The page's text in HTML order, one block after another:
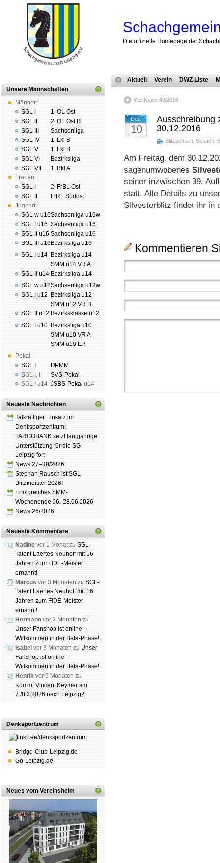
Die offizielle Homepage der
Unsere Mannschaften
Männer:
SGL I
SGL II
SGL III
SGL IV
SGL V
SGL VI
SGL VII
Frauen:
SGL I
SGL II
Jugend:
SGL w u16
SGL I u16
SGL II u16
SGL III u16
SGL I u14
SGL II u14
SGL w u12
SGL I u12
SGL II u12
SGL I u10
Pokal:
SGL I
SGL I ,
SGL I
u14
1. OL Ost
2. OL Ost B
Sachsenliga
1. Lkl B
1. Lkl B
Bezirksliga
1. Bkl A
2. FrBL Ost
FrRL Südost
Sachsenliga u16w
Sachsenliga u16
Sachsenliga u16
Bezirksliga u16
Bezirksliga u14
SMM u14 VR A
Bezirksliga u14
Sachsenliga u12w
Bezirksliga u12
SMM u12 VR B
Bezirksklasse u12
Bezirksliga u10
SMM u10 VR A
SMM u10 ER
DPMM
SVS-Pokal
JSBS-Pokal u14
Neueste Nachrichten
Tatkräftiger Einsatz im
Denksportzentrum:
TARGOBANK setzt langjährige
Unterstützung für die SG
Leipzig fort
News 27–30/2026
Stephan Rausch ist SGL-
Blitzmeister 2026!
Erfolgreiches SMM-
Wochenende 26.-28.06.2026
News 26/2026
Neueste Kommentare
Nadine vor 1 Monat zu SGL-
Talent Laertes Neuhoff mit 16
Jahren zum FIDE-Meister
ernannt!
Marcus vor 3 Monaten zu SGL-
Talent Laertes Neuhoff mit 16
Jahren zum FIDE-Meister
ernannt!
Hermann vor 3 Monaten zu
Unser Fanshop ist online –
Willkommen in der Beta-Phase!
Isabel vor 3 Monaten zu Unser
Fanshop ist online –
Willkommen in der Beta-Phase!
Henrik vor 5 Monaten zu
Kommt Vincent Keymer am
7./8.3.2026 nach Leipzig?
Denksportzentrum
Bridge-Club-Leipzig.de
Go-Leipzig.de
Neues vom Vereinsheim
Aktuell Verein DWZ-Liste
WE-News 49/2016
Dez.
10
Ausschreibung
30.12.2016
Blitzschach Schach
Am Freitag, dem
sagenumwobenes
seiner inzwischen 39.
statt. Alle Details zu
Silvesterblitz findet ihr in
Kommentieren